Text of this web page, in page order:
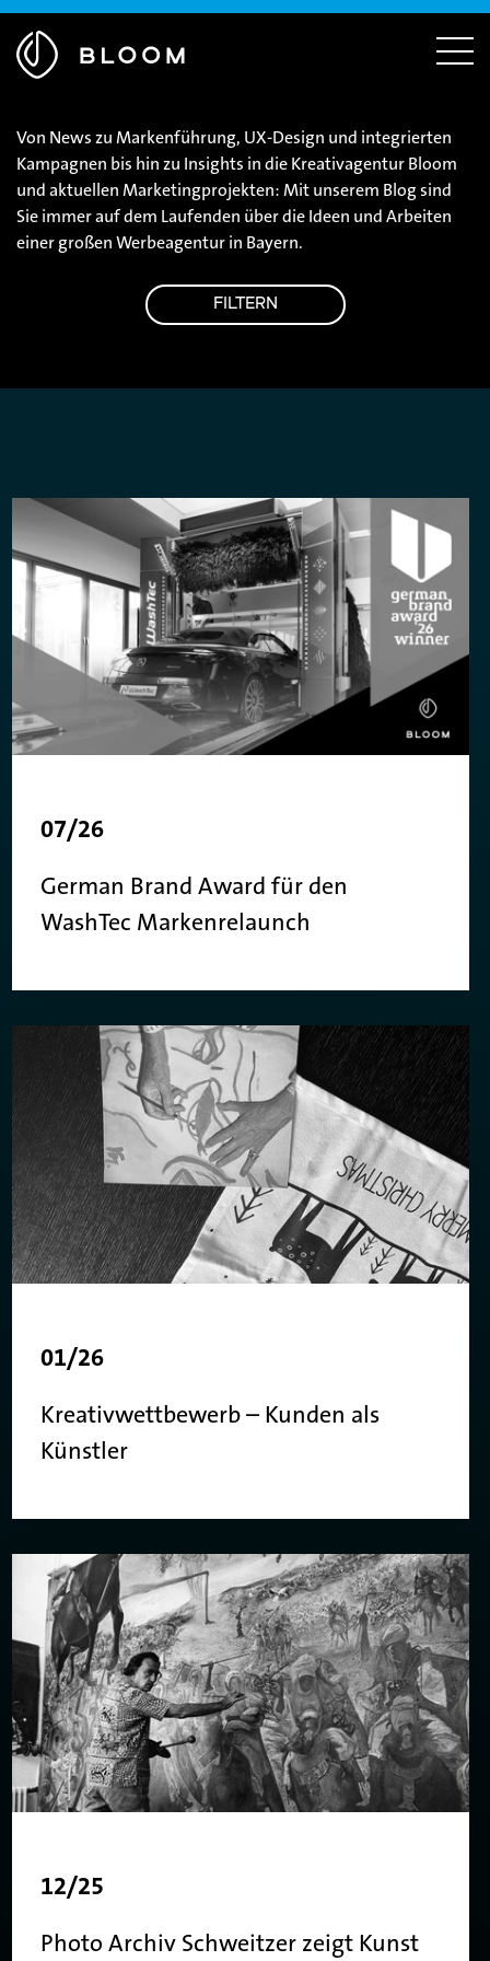
Menü
Von News zu Markenführung, UX-Design und integrierten
Kampagnen bis hin zu Insights in die Kreativagentur Bloom
und aktuellen Marketingprojekten: Mit unserem Blog sind
Sie immer auf dem Laufenden über die Ideen und Arbeiten
einer großen Werbeagentur in Bayern.
FILTERN
07/26
German Brand Award für den
WashTec Markenrelaunch
01/26
Kreativwettbewerb – Kunden als
Künstler
12/25
Photo Archiv Schweitzer zeigt Kunst
Menü
ausblenden